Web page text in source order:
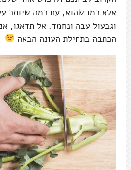
אלא כמו שהוא, עם כמה שיותר
וגבעול עבה ונחמד. אל תדאגו,
הכתבה בתחילת העונה הבאה